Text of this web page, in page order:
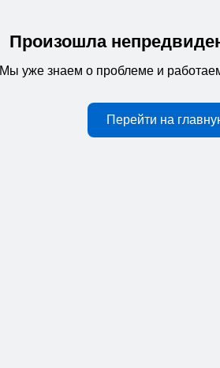
Произошла
Мы уже знаем о проблеме и
Перейти на